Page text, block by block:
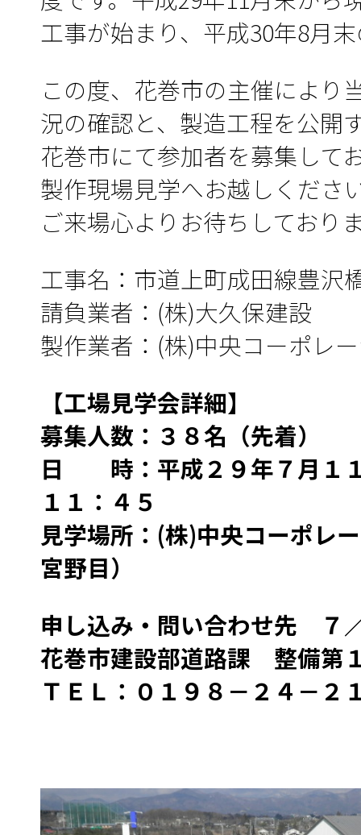
工事が始まり、平成30年8月
この度、花巻市の主催により
況の確認と、製造工程を公開
花巻市にて参加者を募集して
製作現場見学へお越しくださ
ご来場心よりお待ちしており
工事名：市道上町成田線豊沢
請負業者：(株)大久保建設
製作業者：(株)中央コーポレ
【工場見学会詳細】
募集人数：３８名（先着）
日 時：平成２９年７月１
１１：４５
見学場所：(株)中央コーポレ
宮野目）
申し込み・問い合わせ先 ７
花巻市建設部道路課 整備第
ＴＥＬ：０１９８－２４－２